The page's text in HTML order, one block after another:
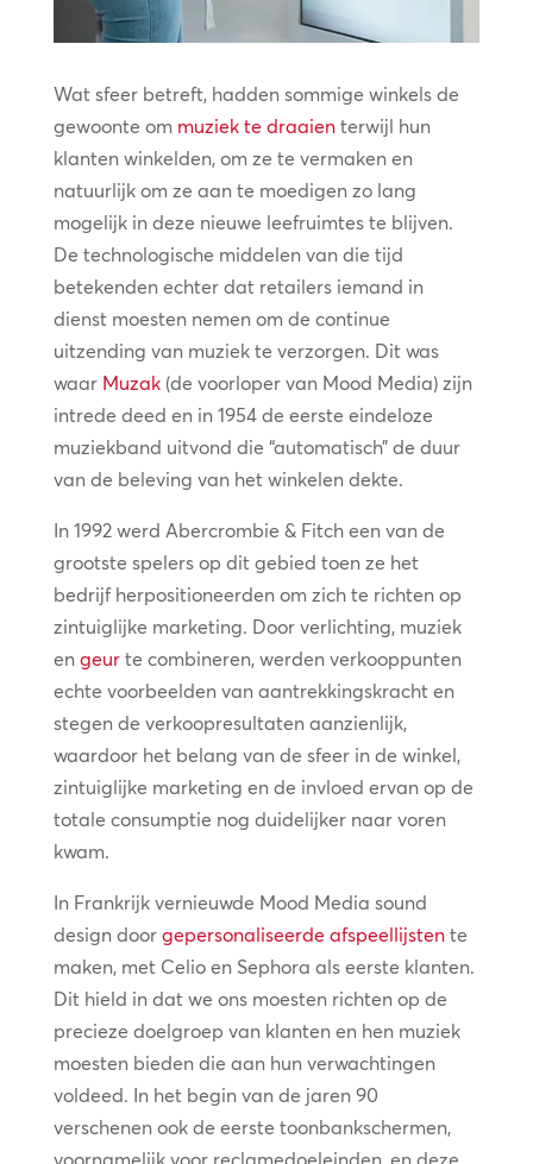
Wat sfeer betreft, hadden sommige winkels de
gewoonte om muziek te draaienterwijl hun
klanten winkelden, om ze te vermaken en
natuurlijk om ze aan te moedigen zo lang
mogelijk in deze nieuwe leefruimtes te blijven.
De technologische middelen van die tijd
betekenden echter dat retailers iemand in
dienst moesten nemen om de continue
uitzending van muziek te verzorgen. Dit was
waar Muzak(de voorloper van Mood Media) zijn
intrede deed en in 1954 de eerste eindeloze
muziekband uitvond die “automatisch” de duur
van de beleving van het winkelen dekte.
In 1992 werd Abercrombie & Fitch een van de
grootste spelers op dit gebied toen ze het
bedrijf herpositioneerden om zich te richten op
zintuiglijke marketing. Door verlichting, muziek
en geurte combineren, werden verkooppunten
echte voorbeelden van aantrekkingskracht en
stegen de verkoopresultaten aanzienlijk,
waardoor het belang van de sfeer in de winkel,
zintuiglijke marketing en de invloed ervan op de
totale consumptie nog duidelijker naar voren
kwam.
In Frankrijk vernieuwde Mood Media sound
design door gepersonaliseerde afspeellijstente
maken, met Celio en Sephora als eerste klanten.
Dit hield in dat we ons moesten richten op de
precieze doelgroep van klanten en hen muziek
moesten bieden die aan hun verwachtingen
voldeed. In het begin van de jaren 90
verschenen ook de eerste toonbankschermen,